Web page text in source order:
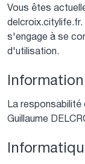
Vous êtes
s'engage à se
d'utilisation.
La
Guillaume